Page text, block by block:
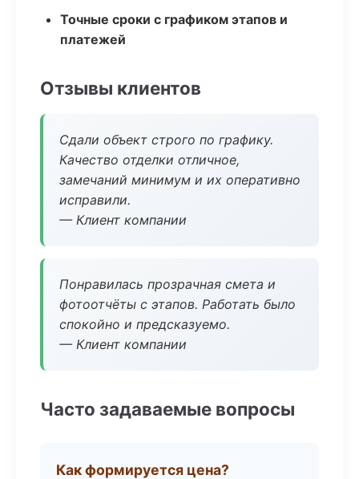
Точные сроки с графиком этапов и
платежей
Отзывы клиентов
Сдали объект строго по графику.
Качество отделки отличное,
замечаний минимум и их оперативно
исправили.
— Клиент компании
Понравилась прозрачная смета и
фотоотчёты с этапов. Работать было
спокойно и предсказуемо.
— Клиент компании
Часто задаваемые вопросы
Как формируется цена?